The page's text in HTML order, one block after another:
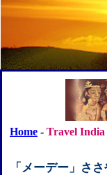
Home - Travel India
「メーデー」さ